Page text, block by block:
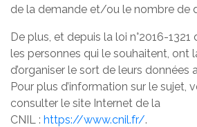
de la demande et/ou le nombre de
De plus, et depuis la loi n°2016-1321
les personnes qui le souhaitent, ont
d’organiser le sort de leurs données
Pour plus d’information sur le sujet,
consulter le site Internet de la
CNIL : https://www.cnil.fr/.